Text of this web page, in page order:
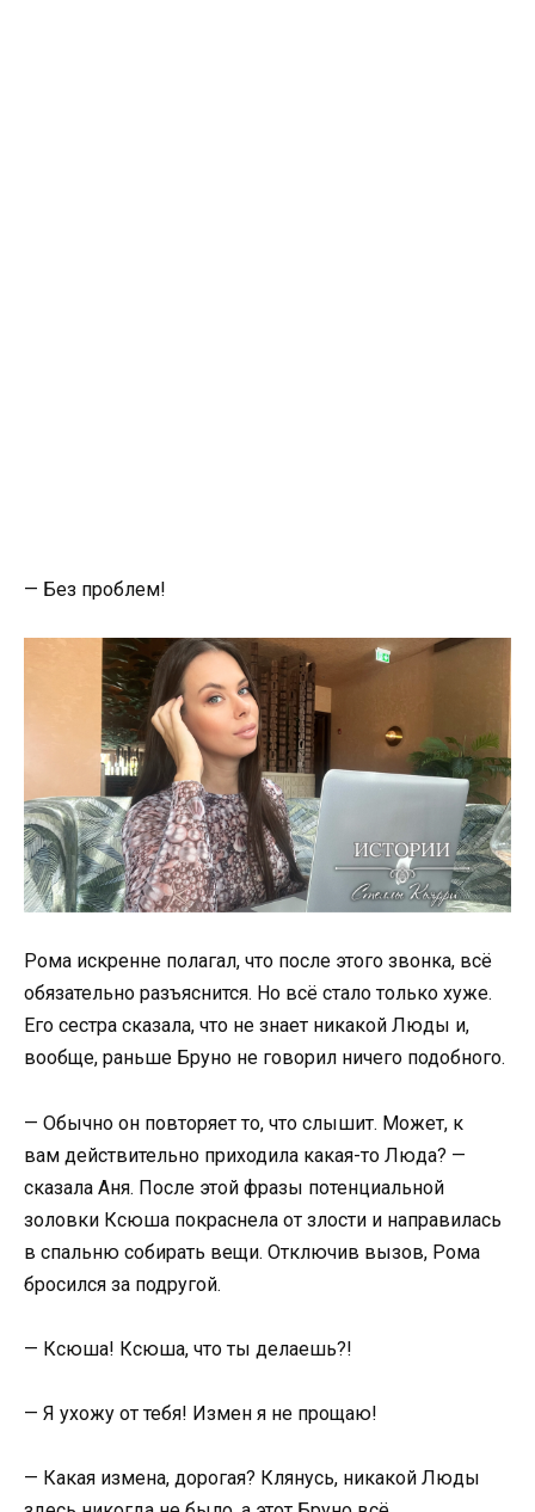
— Без проблем!
Рома искренне полагал, что после этого звонка, всё
обязательно разъяснится. Но всё стало только хуже.
Его сестра сказала, что не знает никакой Люды и,
вообще, раньше Бруно не говорил ничего подобного.
— Обычно он повторяет то, что слышит. Может, к
вам действительно приходила какая-то Люда? —
сказала Аня. После этой фразы потенциальной
золовки Ксюша покраснела от злости и направилась
в спальню собирать вещи. Отключив вызов, Рома
бросился за подругой.
— Ксюша! Ксюша, что ты делаешь?!
— Я ухожу от тебя! Измен я не прощаю!
— Какая измена, дорогая? Клянусь, никакой Люды